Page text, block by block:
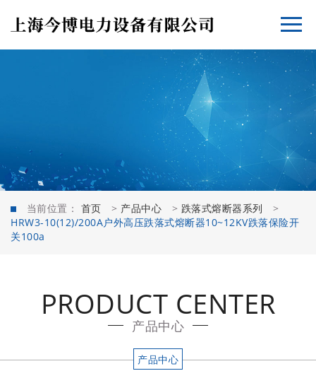
当前位置： 首页 > 产品中心 > 跌落式熔断器系列
>
HRW3-10(12)/200A户外高压跌落式熔断器10~12KV跌落保险开
关100a
PRODUCT CENTER
产品中心
产品中心